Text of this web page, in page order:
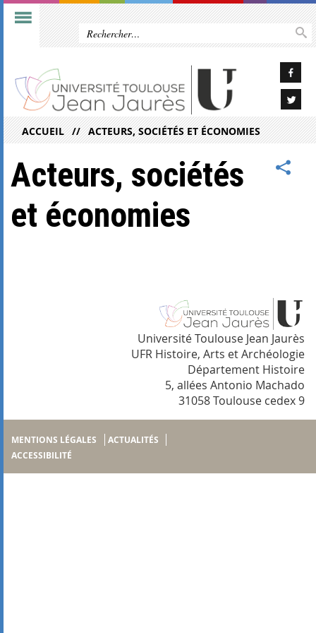
ACCUEIL ACTEURS, SOCIÉTÉS ET ÉCONOMIES
Acteurs, sociétés
et économies
Université Toulouse Jean Jaurès
UFR Histoire, Arts et Archéologie
Département Histoire
5, allées Antonio Machado
31058 Toulouse cedex 9
MENTIONS LÉGALES
ACTUALITÉS
ACCESSIBILITÉ